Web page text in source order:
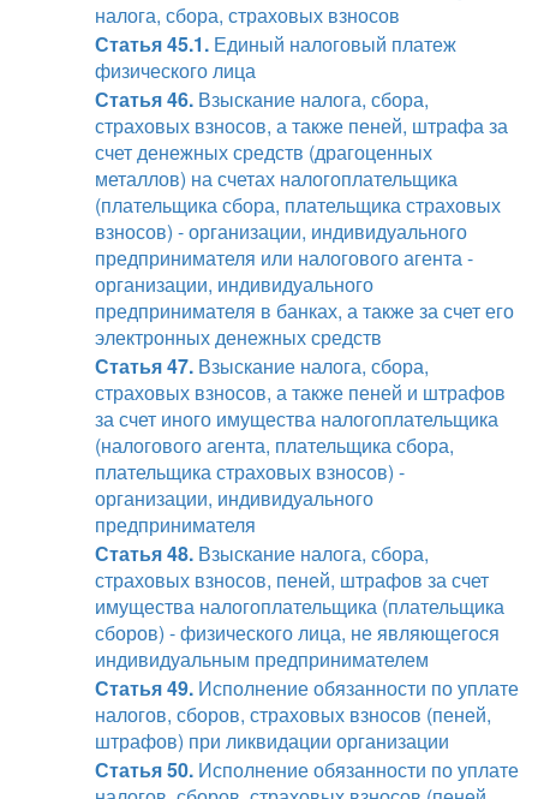
налога, сбора, страховых взносов
Статья 45.1. Единый налоговый платеж
физического лица
Статья 46. Взыскание налога, сбора,
страховых взносов, а также пеней, штрафа за
счет денежных средств (драгоценных
металлов) на счетах налогоплательщика
(плательщика сбора, плательщика страховых
взносов) - организации, индивидуального
предпринимателя или налогового агента -
организации, индивидуального
предпринимателя в банках, а также за счет его
электронных денежных средств
Статья 47. Взыскание налога, сбора,
страховых взносов, а также пеней и штрафов
за счет иного имущества налогоплательщика
(налогового агента, плательщика сбора,
плательщика страховых взносов) -
организации, индивидуального
предпринимателя
Статья 48. Взыскание налога, сбора,
страховых взносов, пеней, штрафов за счет
имущества налогоплательщика (плательщика
сборов) - физического лица, не являющегося
индивидуальным предпринимателем
Статья 49. Исполнение обязанности по уплате
налогов, сборов, страховых взносов (пеней,
штрафов) при ликвидации организации
Статья 50. Исполнение обязанности по уплате